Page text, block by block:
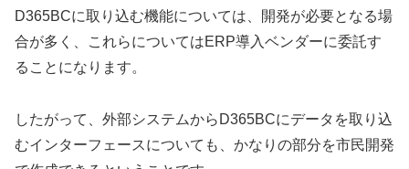
D365BCに取り込む機能については、開発が必要となる場
合が多く、これらについてはERP導入ベンダーに委託す
ることになります。
したがって、外部システムからD365BCにデータを取り込
むインターフェースについても、かなりの部分を市民開発